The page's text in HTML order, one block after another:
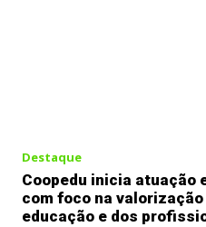
Destaque
Coopedu inicia atuação
com foco na valorização
educação e dos